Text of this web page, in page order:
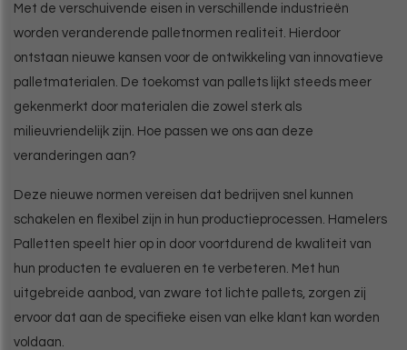
Met de verschuivende eisen in verschillende industrieën
worden veranderende palletnormen realiteit. Hierdoor
ontstaan nieuwe kansen voor de ontwikkeling van innovatieve
palletmaterialen. De toekomst van pallets lijkt steeds meer
gekenmerkt door materialen die zowel sterk als
milieuvriendelijk zijn. Hoe passen we ons aan deze
veranderingen aan?
Deze nieuwe normen vereisen dat bedrijven snel kunnen
schakelen en flexibel zijn in hun productieprocessen. Hamelers
Palletten speelt hier op in door voortdurend de kwaliteit van
hun producten te evalueren en te verbeteren. Met hun
uitgebreide aanbod, van zware tot lichte pallets, zorgen zij
ervoor dat aan de specifieke eisen van elke klant kan worden
voldaan.